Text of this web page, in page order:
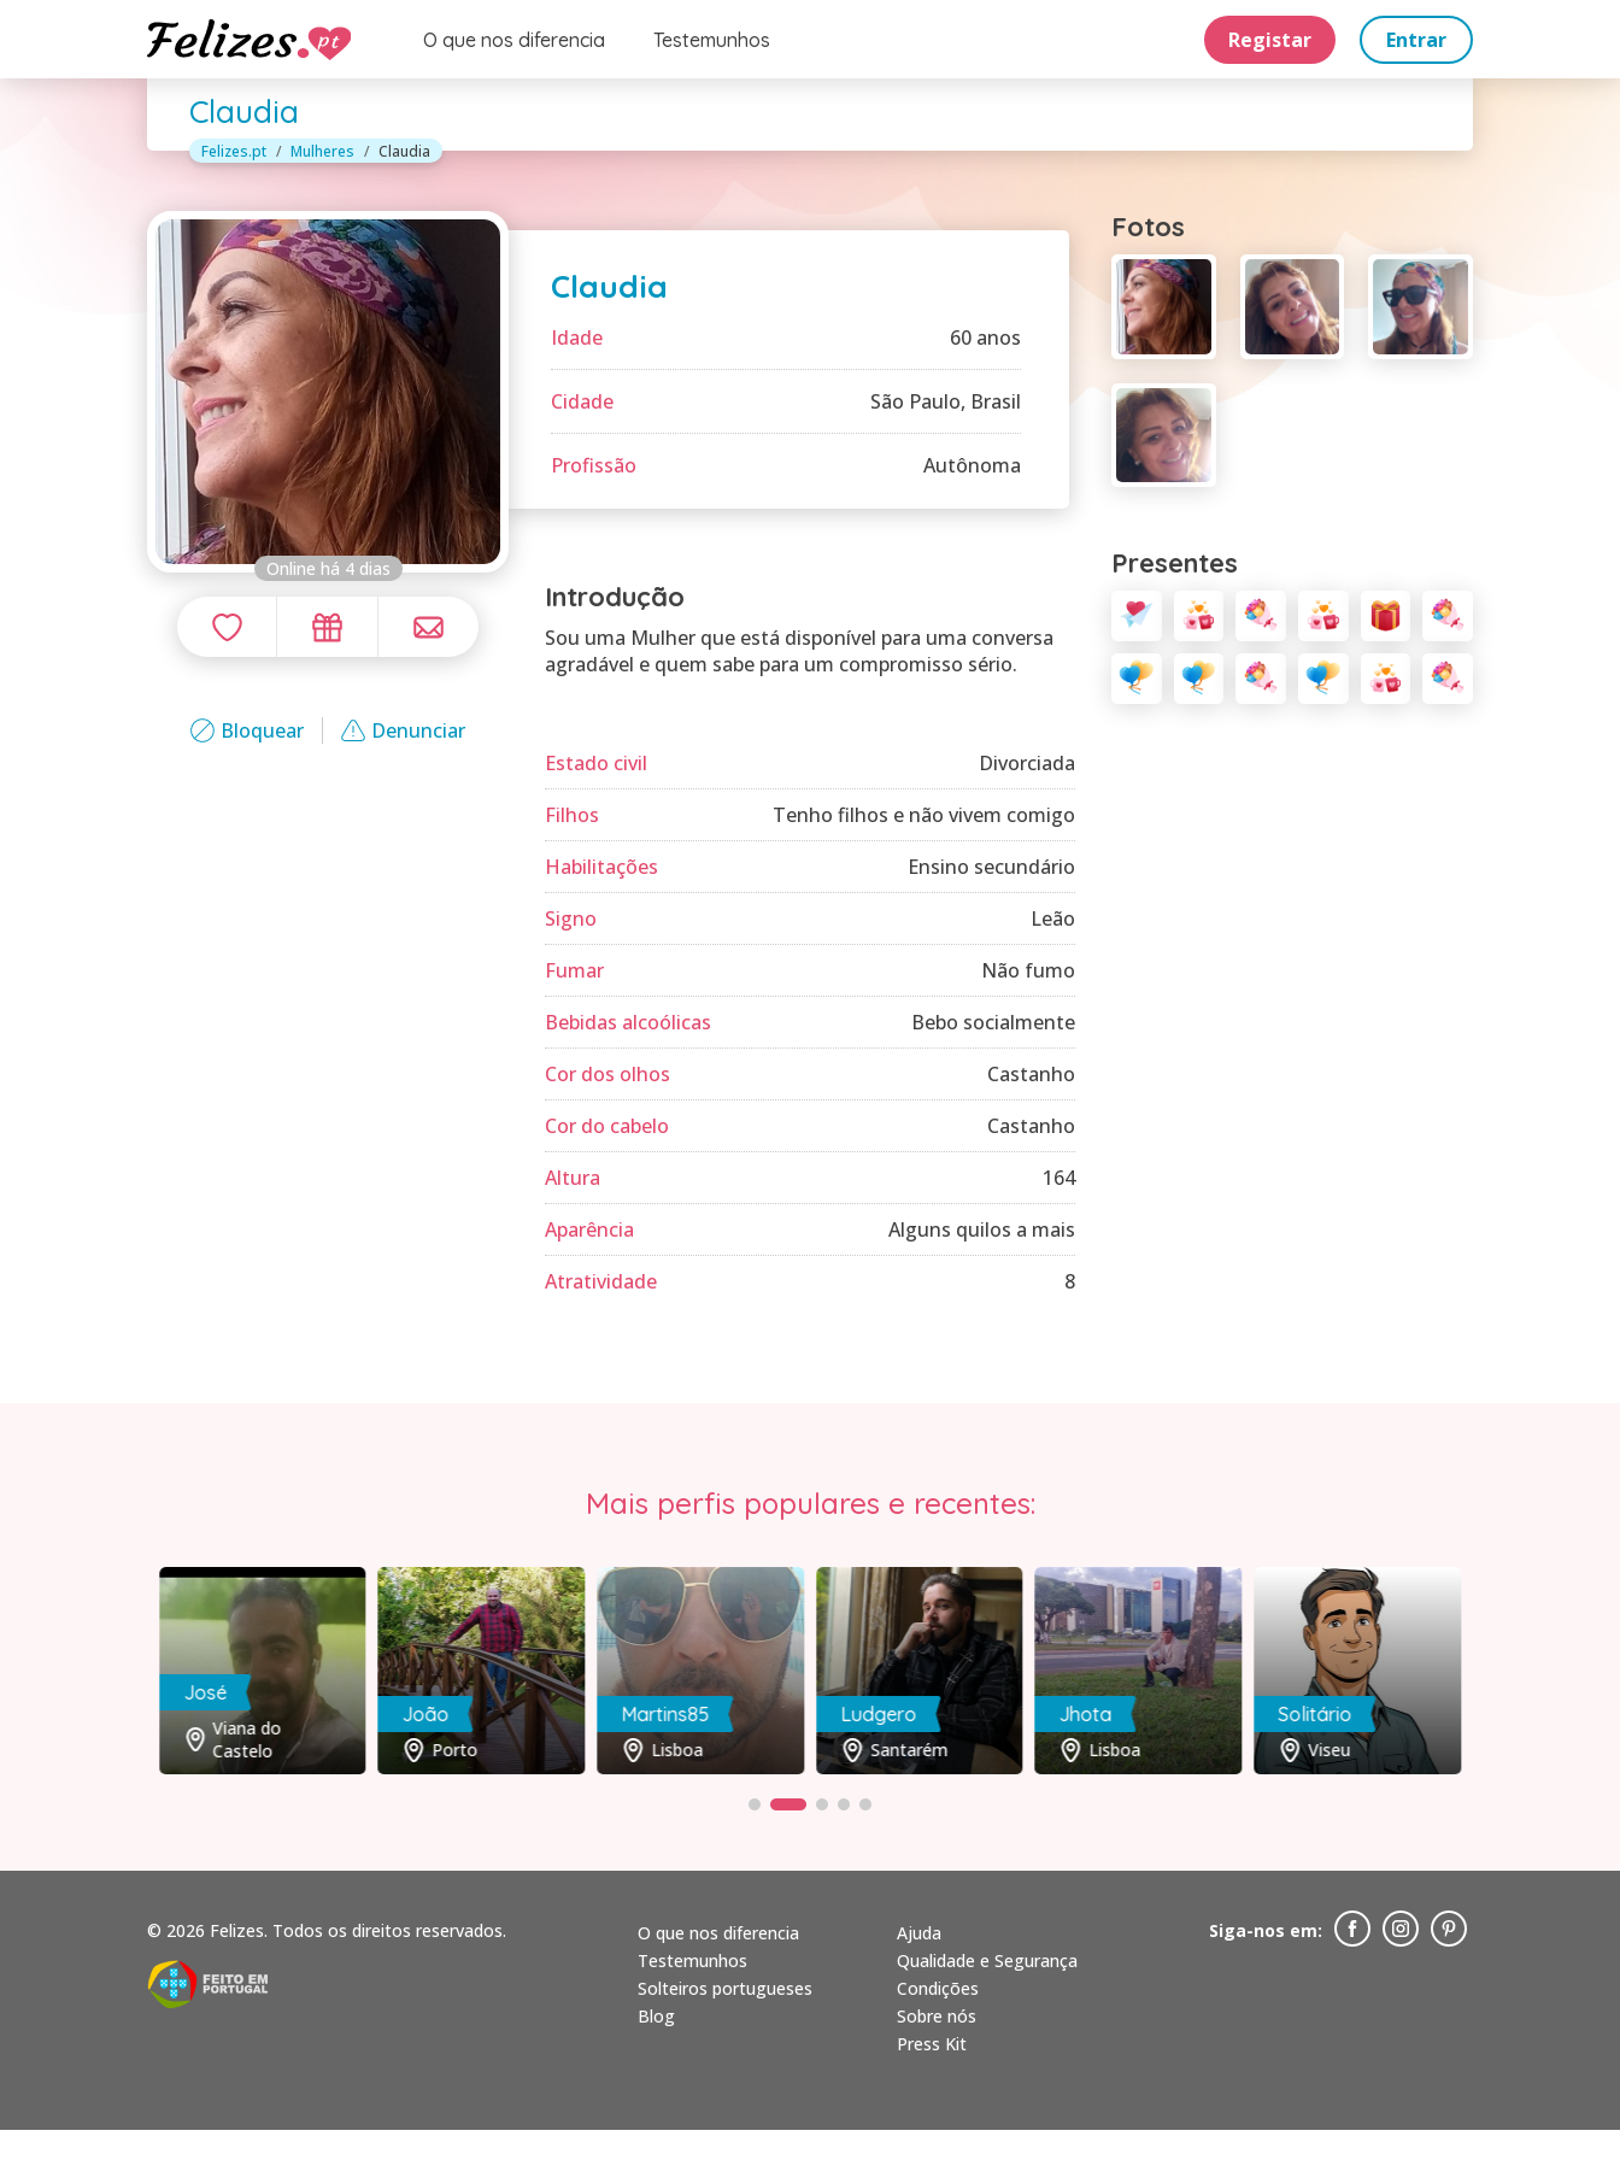
O que nos diferencia Testemunhos Registar Entrar
Claudia
Felizes.pt Mulheres Claudia
Online há 4 dias
Bloquear Denunciar
Claudia
Idade 60 anos
Cidade São Paulo, Brasil
Profissão Autônoma
Introdução
Sou uma Mulher que está disponível para uma conversa
agradável e quem sabe para um compromisso sério.
Estado civil
Divorciada
Filhos
Tenho filhos e não vivem comigo
Habilitações
Ensino secundário
Signo
Leão
Fumar
Não fumo
Bebidas alcoólicas
Bebo socialmente
Cor dos olhos
Castanho
Cor do cabelo
Castanho
Altura
164
Aparência
Alguns quilos a mais
Atratividade
8
Fotos
Presentes
Mais perfis populares e recentes:
José
Viana do
Castelo
João
Porto
Martins85
Lisboa
Ludgero
Santarém
Jhota
Lisboa
Solitário
Viseu
© 2026 Felizes. Todos os direitos reservados.
O que nos diferencia
Testemunhos
Solteiros portugueses
Blog
Ajuda
Qualidade e Segurança
Condições
Sobre nós
Press Kit
Siga-nos em: